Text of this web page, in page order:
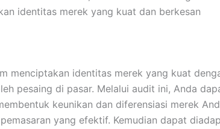
identitas merek yang kuat dan berkesan
menciptakan identitas merek yang kuat
pesaing di pasar. Melalui audit ini, Anda
keunikan dan diferensiasi merek
yang efektif. Kemudian dapat